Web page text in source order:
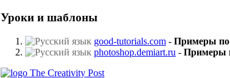
Уроки и шаблоны
good-tutorials.com - Примеры
photoshop.demiart.ru - Примеры